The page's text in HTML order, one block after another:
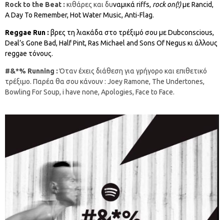
Rock to the Beat : κιθάρες και δυναμικά riffs, rock on(!)με Rancid,
A Day To Remember, Hot Water Music, Anti-Flag.
Reggae Run : βρες τη λιακάδα στο τρέξιμό σου με Dubconscious,
Deal’s Gone Bad, Half Pint, Ras Michael and Sons Of Negus κι άλλους
reggae τόνους.
#&*% Running :Όταν έχεις διάθεση για γρήγορο και επιθετικό
τρέξιμο. Παρέα θα σου κάνουν : Joey Ramone, The Undertones,
Bowling For Soup, i have none, Apologies, Face to Face.